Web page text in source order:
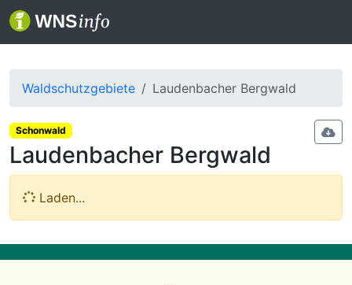
Waldschutzgebiete Laudenbacher Bergwald
Schonwald
Laudenbacher Bergwald
Laden...